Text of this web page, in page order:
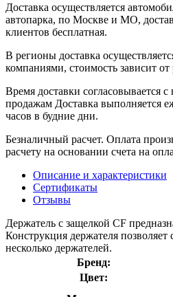
Доставка осуществляется
автопарка, по Москве и МО,
клиентов бесплатная.
В регионы доставка
компаниями, стоимость зависит от
Время доставки согласовывается
продажам Доставка выполняется
часов в будние дни.
Безналичный расчет. Оплата
расчету на основании счета на
Описание и характеристики
Сертификаты
Отзывы
Держатель с защелкой CF
Конструкция держателя
несколько держателей.
Бренд:
Цвет: